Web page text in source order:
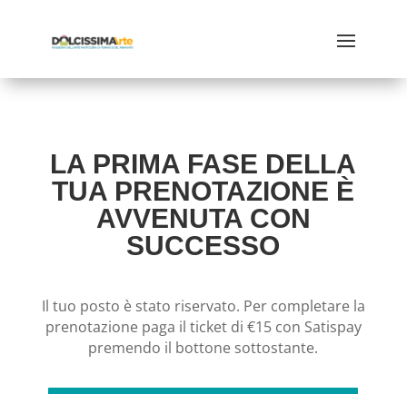
LA PRIMA FASE DELLA
TUA PRENOTAZIONE È
AVVENUTA CON
SUCCESSO
Il tuo posto è stato riservato. Per completare la
prenotazione paga il ticket di €15 con Satispay
premendo il bottone sottostante.